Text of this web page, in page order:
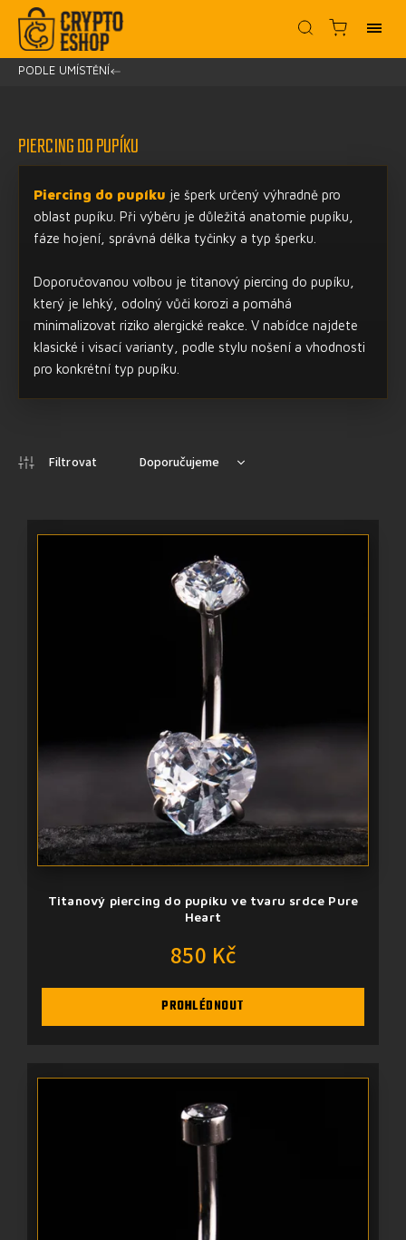
PODLE UMÍSTĚNÍ/
PIERCING DO PUPÍKU
Piercing do pupíku je šperk určený výhradně pro
oblast pupíku. Při výběru je důležitá anatomie pupíku,
fáze hojení, správná délka tyčinky a typ šperku.
Doporučovanou volbou je titanový piercing do pupíku,
který je lehký, odolný vůči korozi a pomáhá
minimalizovat riziko alergické reakce. V nabídce najdete
klasické i visací varianty, podle stylu nošení a vhodnosti
pro konkrétní typ pupíku.
Doporučujeme
Nejprodávanější
Abecedně
Titanový piercing do pupíku ve tvaru srdce Pure
Heart
850 Kč
PROHLÉDNOUT